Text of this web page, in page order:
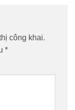
công khai.
*